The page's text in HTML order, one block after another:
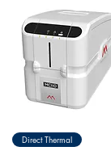
Direct Thermal